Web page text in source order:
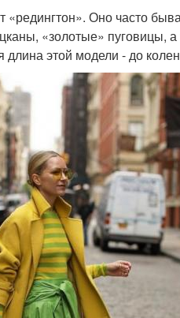
Оно часто
«золотые» пуговицы, а
этой модели - до